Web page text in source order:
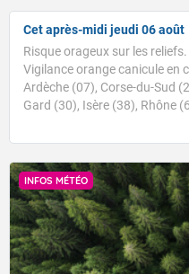
Cet après-midi jeudi 06 août
Risque orageux sur les
Vigilance orange canicule en
Ardèche (07), Corse-du-Sud
Gard (30), Isère (38), Rhône
INFOS MÉTÉO